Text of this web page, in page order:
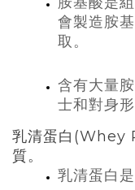
會製造胺
取。
含有大量
士和對身
乳清蛋白(Whey
質。
乳清蛋白